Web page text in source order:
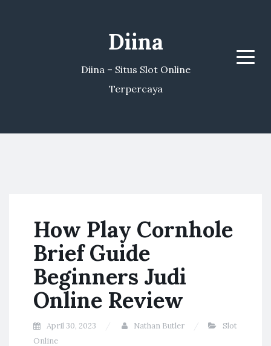
Diina
Diina – Situs Slot Online
Terpercaya
Menu
How Play Cornhole
Brief Guide
Beginners Judi
Online Review
April 30, 2023 Nathan Butler
Slot
Online